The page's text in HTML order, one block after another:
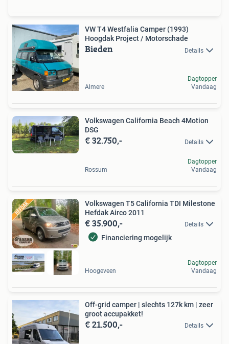
VW T4 Westfalia Camper (1993)
Hoogdak Project / Motorschade
Bieden Details
Almere
Dagtopper
Vandaag
Volkswagen California Beach 4Motion
DSG
€ 32.750,- Details
Rossum
Dagtopper
Vandaag
Volkswagen T5 California TDI Milestone
Hefdak Airco 2011
€ 35.900,- Details
Financiering mogelijk
Hoogeveen
Dagtopper
Vandaag
Off-grid camper | slechts 127k km | zeer
groot accupakket!
€ 21.500,- Details